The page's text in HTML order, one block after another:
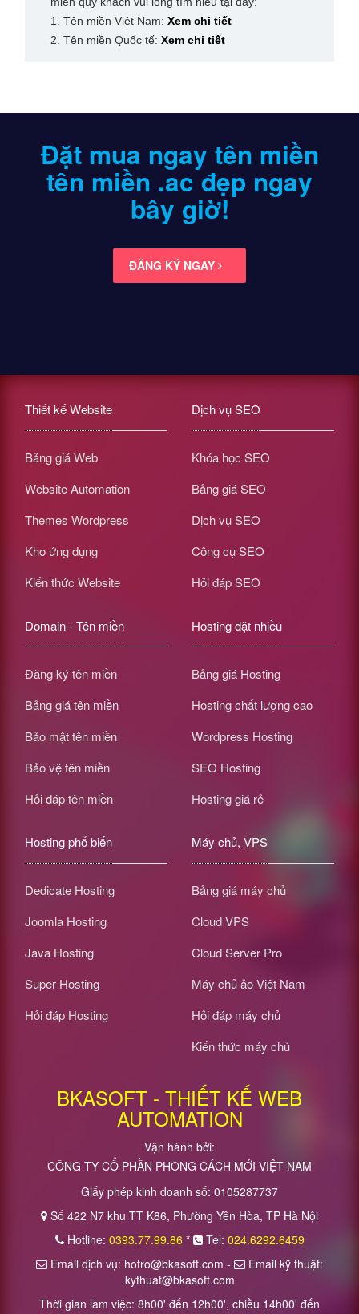
1. Tên miền Việt Nam:Xem chi tiết
2. Tên miền Quốc tế:Xem chi tiết
Đặt mua ngay tên miền
tên miền .acđẹp ngay
bây giờ!
ĐĂNG KÝ NGAY
Thiết kế Website
Bảng giá Web
Website Automation
Themes Wordpress
Kho ứng dụng
Kiến thức Website
Dịch vụ SEO
Khóa học SEO
Bảng giá SEO
Dịch vụ SEO
Công cụ SEO
Hỏi đáp SEO
Domain - Tên miền
Đăng ký tên miền
Bảng giá tên miền
Bảo mật tên miền
Bảo vệ tên miền
Hỏi đáp tên miền
Hosting đặt nhiều
Bảng giá Hosting
Hosting chất lượng cao
Wordpress Hosting
SEO Hosting
Hosting giá rẻ
Hosting phổ biến
Dedicate Hosting
Joomla Hosting
Java Hosting
Super Hosting
Hỏi đáp Hosting
Máy chủ, VPS
Bảng giá máy chủ
Cloud VPS
Cloud Server Pro
Máy chủ ảo Việt Nam
Hỏi đáp máy chủ
Kiến thức máy chủ
BKASOFT - THIẾT KẾ WEB
AUTOMATION
Vận hành bởi:
CÔNG TY CỔ PHẦN PHONG CÁCH MỚI VIỆT NAM
Giấy phép kinh doanh số: 0105287737
Số 422 N7 khu TT K86, Phường Yên Hòa, TP Hà Nội
Hotline: 0393.77.99.86 * Tel: 024.6292.6459
Email dịch vụ: hotro@bkasoft.com -
Email kỹ thuật:
kythuat@bkasoft.com
Thời gian làm việc: 8h00' đến 12h00', chiều 14h00' đến